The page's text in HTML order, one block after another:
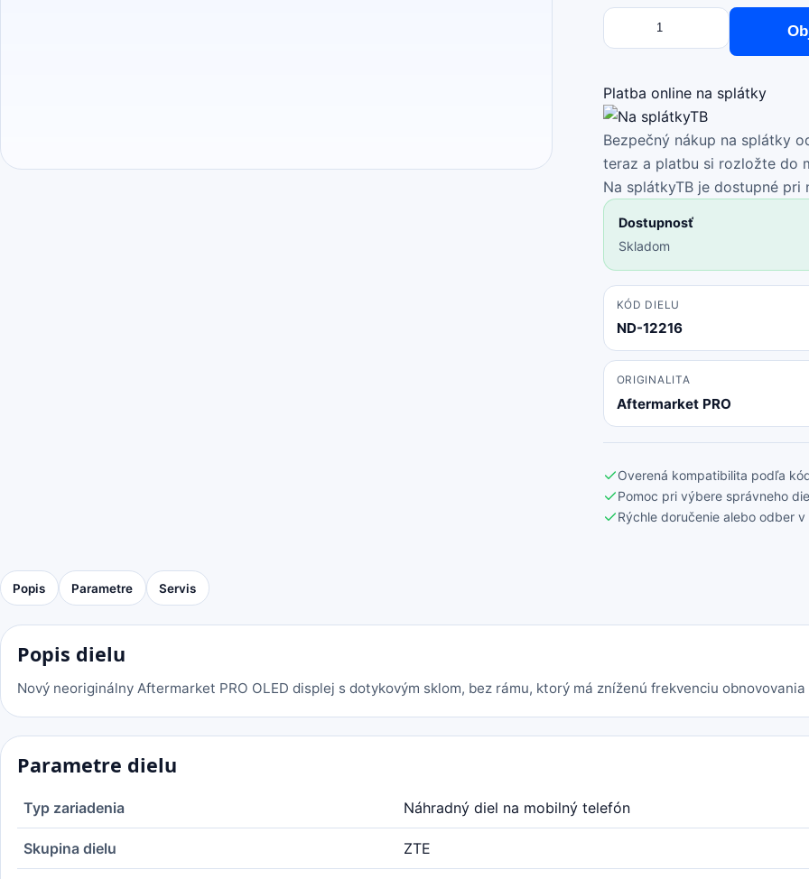
Množstvo
množstvo
ZTE
30
5G
A2322,
A2322G
-
LCD
Displej
Dotykové
Sklo
OLED
Platba online na splátky
Bezpečný nákup na splátky
teraz a platbu si rozložte do
Na splátkyTB je dostupné
Dostupnosť
Skladom
KÓD DIELU
ND-12216
ORIGINALITA
Aftermarket PRO
Overená kompatibilita podľa
Pomoc pri výbere správneho
Rýchle doručenie alebo odber v
Popis Parametre Servis
Popis dielu
Nový neoriginálny Aftermarket PRO OLED displej s dotykovým sklom, bez rámu, ktorý má zníženú frekvenciu
Parametre dielu
Typ zariadenia Náhradný diel na mobilný telefón
Skupina dielu ZTE